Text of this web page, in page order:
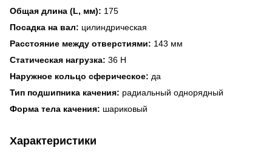
Общая длина (L, мм): 175
Посадка на вал: цилиндрическая
Расстояние между отверстиями: 143 мм
Статическая нагрузка: 36 Н
Наружное кольцо сферическое: да
Тип подшипника качения: радиальный однорядный
Форма тела качения: шариковый
Характеристики